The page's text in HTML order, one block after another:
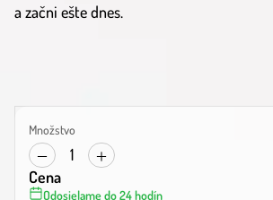
a začni ešte dnes.
Množstvo
1
Cena
Odosielame do 24 hodín